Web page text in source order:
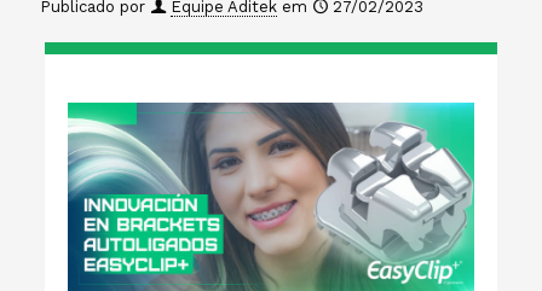
Publicado por Equipe Aditek em 27/02/2023